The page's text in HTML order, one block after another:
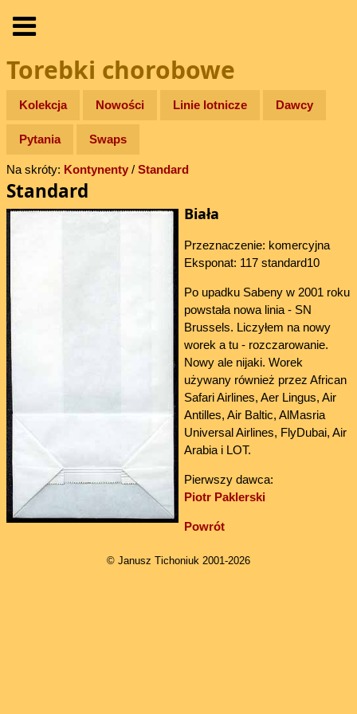
Torebki chorobowe
Kolekcja Nowości Linie lotnicze Dawcy
Pytania Swaps
Na skróty: Kontynenty/ Standard
Standard
Biała
Przeznaczenie: komercyjna
Eksponat: 117 standard10
Po upadku Sabeny w 2001 roku
powstała nowa linia - SN
Brussels. Liczyłem na nowy
worek a tu - rozczarowanie.
Nowy ale nijaki. Worek
używany również przez African
Safari Airlines, Aer Lingus, Air
Antilles, Air Baltic, AlMasria
Universal Airlines, FlyDubai, Air
Arabia i LOT.
Pierwszy dawca:
Piotr Paklerski
Powrót
© Janusz Tichoniuk 2001-2026